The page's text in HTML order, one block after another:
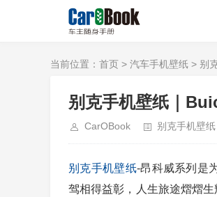
当前位置： 首页 > 汽车手机壁纸 > 别
别克手机壁纸｜
CarOBook 别克手机壁纸
别克手机壁纸-昂科威系列是
驾相得益彰，人生旅途熠熠